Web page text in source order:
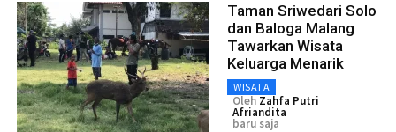
Taman Sriwedari Solo
dan Baloga Malang
Tawarkan Wisata
Keluarga Menarik
WISATA
Oleh Zahfa Putri
Afriandita
baru saja